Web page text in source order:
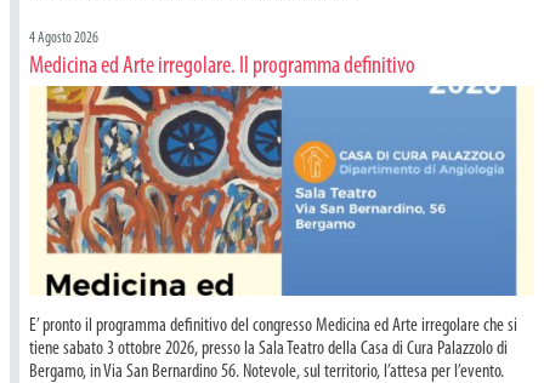
4 Agosto 2026
Medicina ed Arte irregolare. Il programma definitivo
E’ pronto il programma definitivo del congresso Medicina ed Arte irregolare che si
tiene sabato 3 ottobre 2026, presso la Sala Teatro della Casa di Cura Palazzolo di
Bergamo, in Via San Bernardino 56. Notevole, sul territorio, l’attesa per l’evento.